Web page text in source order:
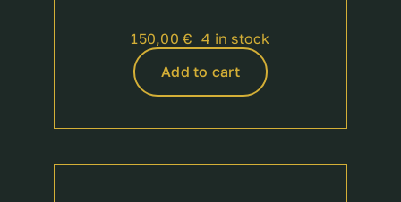
150,00€ 4 in stock
Add to cart